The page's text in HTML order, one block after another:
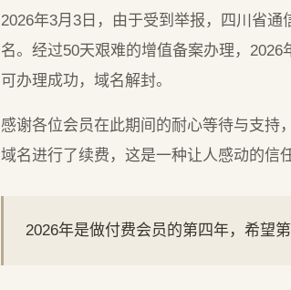
2026年3月3日，由于受到举报，四川省通
名。经过50天艰难的增值备案办理，2026
可办理成功，域名解封。
感谢各位会员在此期间的耐心等待与支持
域名进行了续费，这是一种让人感动的信任
2026年是做付费会员的第四年，希望